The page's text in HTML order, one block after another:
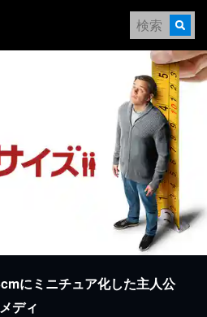
にミニチュア化した主人公
ディ